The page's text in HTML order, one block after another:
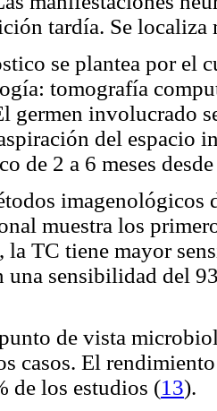
tardía. Se
se plantea por el
tomografía
germen involucrado
del espacio
de 2 a 6 meses
imagenológicos
muestra los
la TC tiene mayor
una sensibilidad del
de vista
casos. El
de los estudios (13).